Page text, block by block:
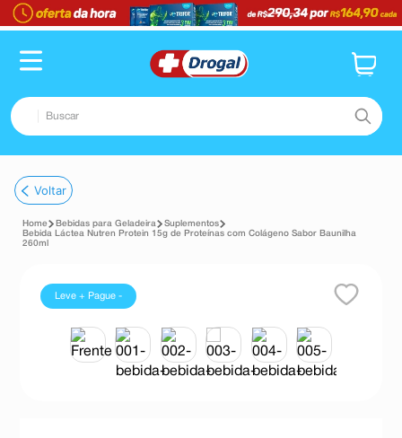
Buscar
1º fralda
2º dipirona
tadalafila
minoxidil
desodorante
Voltar
Bebidas para Geladeira
Suplementos
Bebida Láctea Nutren Protein 15g de Proteínas com Colágeno Sabor Baunilha
260ml
Leve + Pague -